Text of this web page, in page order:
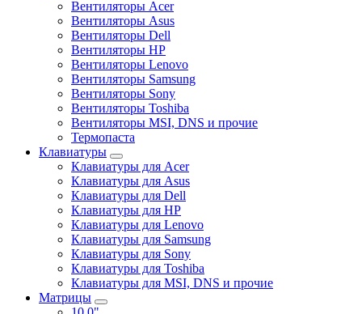
Вентиляторы Acer
Вентиляторы Asus
Вентиляторы Dell
Вентиляторы HP
Вентиляторы Lenovo
Вентиляторы Samsung
Вентиляторы Sony
Вентиляторы Toshiba
Вентиляторы MSI, DNS и прочие
Термопаста
Клавиатуры
Клавиатуры для Acer
Клавиатуры для Asus
Клавиатуры для Dell
Клавиатуры для HP
Клавиатуры для Lenovo
Клавиатуры для Samsung
Клавиатуры для Sony
Клавиатуры для Toshiba
Клавиатуры для MSI, DNS и прочие
Матрицы